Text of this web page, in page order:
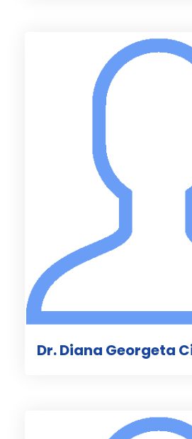
Dr. Diana Georgeta